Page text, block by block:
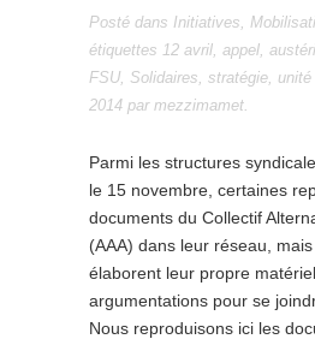
Posté dans Initiatives,
étiquettes 12 avril, appel,
FSU, Solidaires, stratégie, unité
2014 par mezzimamet.
Parmi les structures
le 15 novembre, certaines
documents du Collectif
(AAA) dans leur réseau, mais
élaborent leur propre
argumentations pour se
Nous reproduisons ici les